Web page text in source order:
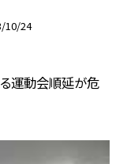
10/24
運動会順延が危